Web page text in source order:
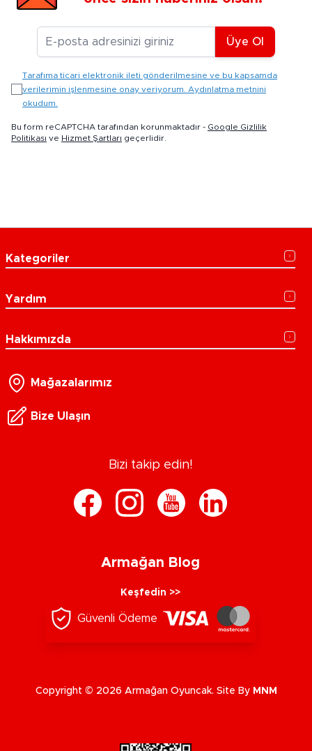
E-posta Adresiniz
Üye Ol
Tarafıma ticari elektronik ileti gönderilmesine ve bu kapsamda
verilerimin işlenmesine onay veriyorum. Aydınlatma metnini
okudum.
Bu form reCAPTCHA tarafından korunmaktadır - Google Gizlilik
Politikası ve Hizmet Şartları geçerlidir.
Kategoriler
Yardım
Hakkımızda
Mağazalarımız
Bize Ulaşın
Bizi takip edin!
Armağan Blog
Keşfedin >>
Güvenli Ödeme
Copyright © 2026 Armağan Oyuncak. Site By MNM